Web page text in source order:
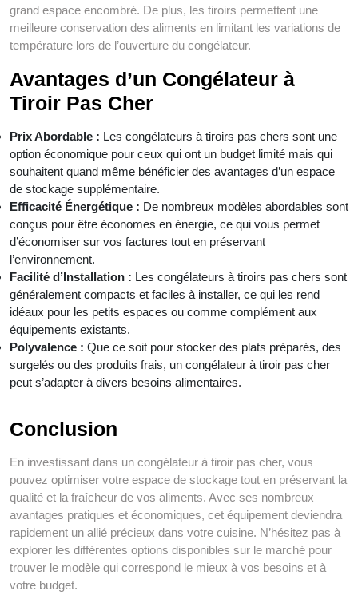
grand espace encombré. De plus, les tiroirs permettent une
meilleure conservation des aliments en limitant les variations de
température lors de l’ouverture du congélateur.
Avantages d’un Congélateur à
Tiroir Pas Cher
Prix Abordable : Les congélateurs à tiroirs pas chers sont une
option économique pour ceux qui ont un budget limité mais qui
souhaitent quand même bénéficier des avantages d’un espace
de stockage supplémentaire.
Efficacité Énergétique : De nombreux modèles abordables sont
conçus pour être économes en énergie, ce qui vous permet
d’économiser sur vos factures tout en préservant
l’environnement.
Facilité d’Installation : Les congélateurs à tiroirs pas chers sont
généralement compacts et faciles à installer, ce qui les rend
idéaux pour les petits espaces ou comme complément aux
équipements existants.
Polyvalence : Que ce soit pour stocker des plats préparés, des
surgelés ou des produits frais, un congélateur à tiroir pas cher
peut s’adapter à divers besoins alimentaires.
Conclusion
En investissant dans un congélateur à tiroir pas cher, vous
pouvez optimiser votre espace de stockage tout en préservant la
qualité et la fraîcheur de vos aliments. Avec ses nombreux
avantages pratiques et économiques, cet équipement deviendra
rapidement un allié précieux dans votre cuisine. N’hésitez pas à
explorer les différentes options disponibles sur le marché pour
trouver le modèle qui correspond le mieux à vos besoins et à
votre budget.